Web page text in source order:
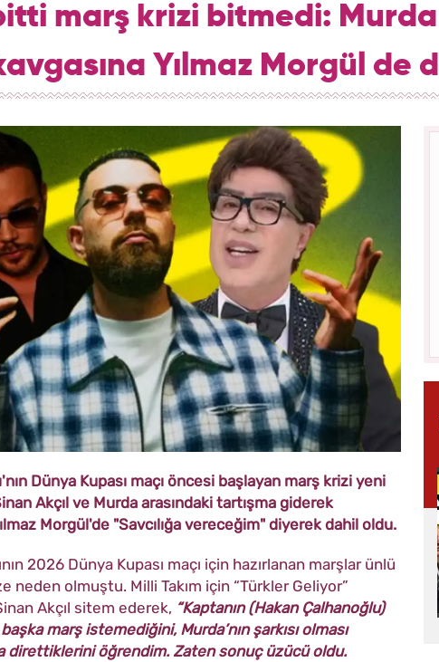
marş krizi bitmedi: Murda
Yılmaz Morgül de
Dünya Kupası maçı öncesi başlayan marş krizi yeni
Akçıl ve Murda arasındaki tartışma giderek
Morgül'de "Savcılığa vereceğim" diyerek dahil oldu.
2026 Dünya Kupası maçı için hazırlanan marşlar ünlü
neden olmuştu. Milli Takım için “Türkler Geliyor”
Akçıl sitem ederek, “Kaptanın (Hakan Çalhanoğlu)
marş istemediğini, Murda’nın şarkısı olması
direttiklerini öğrendim. Zaten sonuç üzücü oldu.